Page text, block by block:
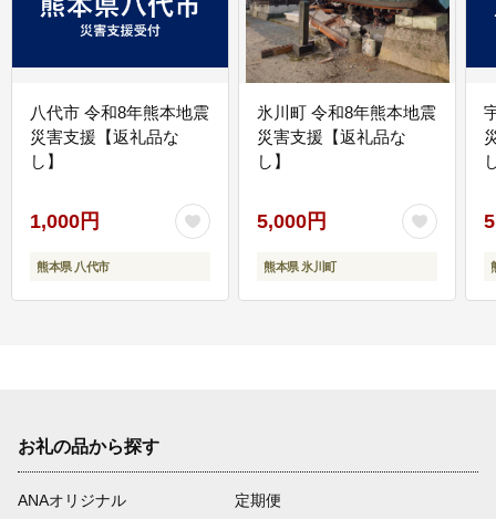
八代市 令和8年熊本地震
災害支援【返礼品な
し】
1,000円
熊本県 八代市
氷川町 令和8年熊本地震
災害支援【返礼品な
し】
5,000円
熊本県 氷川町
お礼の品から探す
ANAオリジナル
定期便